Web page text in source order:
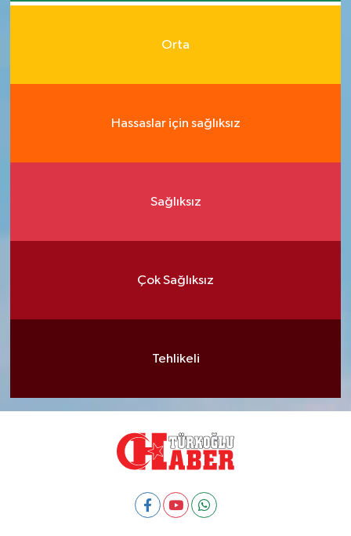
Orta
Hassaslar için sağlıksız
Sağlıksız
Çok Sağlıksız
Tehlikeli